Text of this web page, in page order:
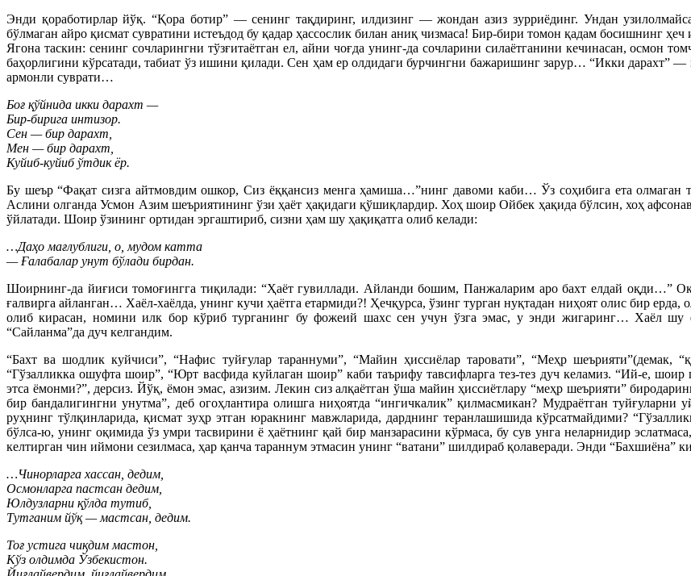
Энди қоработирлар йўқ. “Қора ботир” — сенинг тақдиринг, илдизинг — жондан азиз зурриёдинг. Ундан
бўлмаган айро қисмат сувратини истеъдод бу қадар ҳассослик билан аниқ чизмаса! Бир-бири томон қадам босишнинг
Ягона таскин: сенинг сочларингни тўзғитаётган ел, айни чоғда унинг-да сочларини силаётганини кечинасан, осмон
баҳорлигини кўрсатади, табиат ўз ишини қилади. Сен ҳам ер олдидаги бурчингни бажаришинг зарур… “Икки дарахт”
армонли суврати…
Боғ қўйнида икки дарахт —
Бир-бирига интизор.
Сен — бир дарахт,
Мен — бир дарахт,
Куйиб-куйиб ўтдик ёр.
Бу шеър “Фақат сизга айтмовдим ошкор, Сиз ёққансиз менга ҳамиша…”нинг давоми каби… Ўз соҳибига ета олмаган
Аслини олганда Усмон Азим шеъриятининг ўзи ҳаёт ҳақидаги қўшиқлардир. Хоҳ шоир Ойбек ҳақида бўлсин, хоҳ
ўйлатади. Шоир ўзининг ортидан эргаштириб, сизни ҳам шу ҳақиқатга олиб келади:
…Даҳо мағлублиги, о, мудом катта
— Ғалабалар унут бўлади бирдан.
Шоирнинг-да йиғиси томоғингга тиқилади: “Ҳаёт гувиллади. Айланди бошим, Панжаларим аро бахт елдай оқди…”
ғалвирга айланган… Хаёл-хаёлда, унинг кучи ҳаётга етармиди?! Ҳечқурса, ўзинг турган нуқтадан ниҳоят олис бир ерда,
олиб кирасан, номини илк бор кўриб турганинг бу фожеий шахс сен учун ўзга эмас, у энди жигаринг… Хаёл шу
“Сайланма”да дуч келгандим.
“Бахт ва шодлик куйчиси”, “Нафис туйғулар тараннуми”, “Майин ҳиссиёлар таровати”, “Меҳр шеърияти”(демак,
“Гўзалликка ошуфта шоир”, “Юрт васфида куйлаган шоир” каби таърифу тавсифларга тез-тез дуч келамиз. “Ий-е,
этса ёмонми?”, дерсиз. Йўқ, ёмон эмас, азизим. Лекин сиз алқаётган ўша майин ҳиссиётлару “меҳр шеърияти”
бир бандалигингни унутма”, деб огоҳлантира олишга ниҳоятда “ингичкалик” қилмасмикан? Мудраётган
руҳнинг тўлқинларида, қисмат зуҳр этган юракнинг мавжларида, дарднинг теранлашишида кўрсатмайдими?
бўлса-ю, унинг оқимида ўз умри тасвирини ё ҳаётнинг қай бир манзарасини кўрмаса, бу сув унга неларнидир
келтирган чин иймони сезилмаса, ҳар қанча тараннум этмасин унинг “ватани” шилдираб қолаверади. Энди “Бахшиёна”
…Чинорларга хассан, дедим,
Осмонларга пастсан дедим,
Юлдузларни қўлда тутиб,
Тутганим йўқ — мастсан, дедим.
Тоғ устига чиқдим мастон,
Кўз олдимда Ўзбекистон.